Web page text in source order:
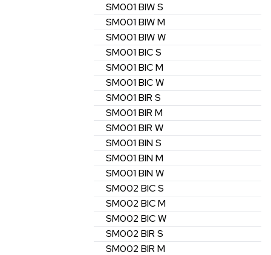
SM001BIW S
SM001BIW M
SM001BIW W
SM001BIC S
SM001BIC M
SM001BIC W
SM001BIR S
SM001BIR M
SM001BIR W
SM001BIN S
SM001BIN M
SM001BIN W
SM002 BIC S
SM002 BIC M
SM002 BIC W
SM002 BIR S
SM002 BIR M